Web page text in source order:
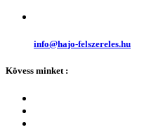
info@hajo-felszereles.hu
Kövess minket :